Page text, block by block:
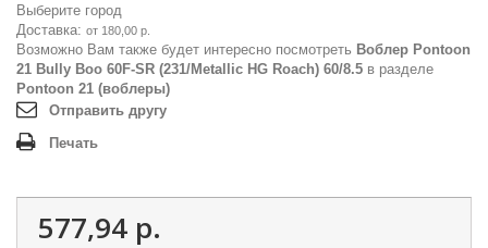
Выберите город
Доставка: от 180,00 р.
Возможно Вам также будет интересно посмотреть Воблер Pontoon
21 Bully Boo 60F-SR (231/Metallic HG Roach) 60/8.5 в разделе
Pontoon 21 (воблеры)
Отправить другу
Печать
577,94 р.